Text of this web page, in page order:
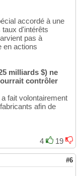
accordé à une
d'intérêts
pas à
en actions
milliards $) ne
contrôler
fait volontairement
afin de
4
19
#6